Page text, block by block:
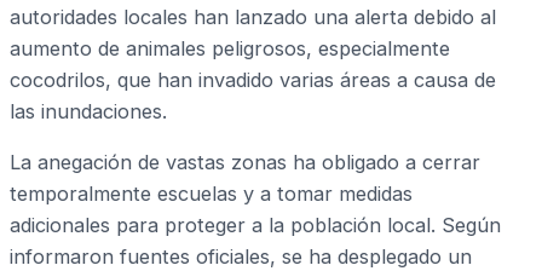
autoridades locales han lanzado una alerta debido al
aumento de animales peligrosos, especialmente
cocodrilos, que han invadido varias áreas a causa de
las inundaciones.
La anegación de vastas zonas ha obligado a cerrar
temporalmente escuelas y a tomar medidas
adicionales para proteger a la población local. Según
informaron fuentes oficiales, se ha desplegado un